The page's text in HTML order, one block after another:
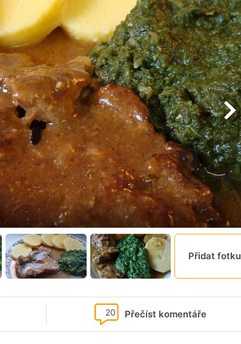
Přidat fotku
Přečíst komentáře
20